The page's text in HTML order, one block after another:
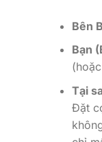
Bên
Bạn
Tại
Đặt